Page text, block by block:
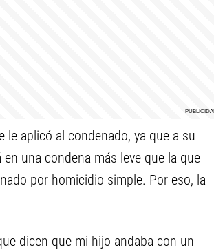
aplicó al condenado, ya que a su
una condena más leve que la que
por homicidio simple. Por eso, la
dicen que mi hijo andaba con un